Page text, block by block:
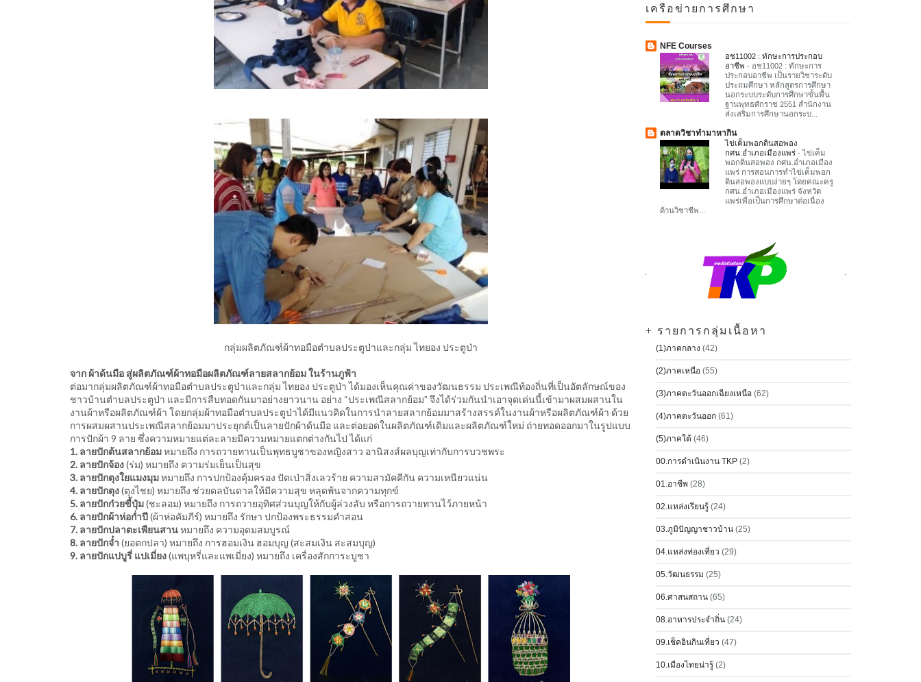
กลุ่มผลิตภัณฑ์ผ้าทอมือตำบลประตูป่าและกลุ่ม ไทยอง ประตูป่า
จาก ผ้าด้นมือ สู่ผลิตภัณฑ์ผ้าทอมือผลิตภัณฑ์ลายสลากย้อม ในร้านภูฟ้า
ต่อมากลุ่มผลิตภัณฑ์ผ้าทอมือตำบลประตูป่าและกลุ่ม ไทยอง ประตูป่า ได้มองเห็นคุณค่าของวัฒนธรรม ประเพณีท้องถิ่นที่เป็นอัตลักษณ์ของ
ชาวบ้านตำบลประตูป่า และมีการสืบทอดกันมาอย่างยาวนาน อย่าง “ประเพณีสลากย้อม” จึงได้ร่วมกันนำเอาจุดเด่นนี้เข้ามาผสมผสานใน
งานผ้าหรือผลิตภัณฑ์ผ้า โดยกลุ่มผ้าทอมือตำบลประตูป่าได้มีแนวคิดในการนำลายสลากย้อมมาสร้างสรรค์ในงานผ้าหรือผลิตภัณฑ์ผ้า ด้วย
การผสมผสานประเพณีสลากย้อมมาประยุกต์เป็นลายปักผ้าด้นมือ และต่อยอดในผลิตภัณฑ์เดิมและผลิตภัณฑ์ใหม่ ถ่ายทอดออกมาในรูปแบบ
การปักผ้า 9 ลาย ซึ่งความหมายแต่ละลายมีความหมายแตกต่างกันไป ได้แก่
1. ลายปักต้นสลากย้อมหมายถึง การถวายทานเป็นพุทธบูชาของหญิงสาว อานิสงส์ผลบุญเท่ากับการบวชพระ
2. ลายปักจ้อง(ร่ม) หมายถึง ความร่มเย็นเป็นสุข
3. ลายปักตุงใยแมงมุมหมายถึง การปกป้องคุ้มครอง ปัดเป่าสิ่งเลวร้าย ความสามัคคีกัน ความเหนียวแน่น
4. ลายปักตุง(ตุงไชย) หมายถึง ช่วยดลบันดาลให้มีความสุข หลุดพ้นจากความทุกข์
5. ลายปักก๋วยขี้ปุ๋ม(ชะลอม) หมายถึง การถวายอุทิศส่วนบุญให้กับผู้ล่วงลับ หรือการถวายทานไว้ภายหน้า
6. ลายปักผ้าห่อก่ำปี(ผ้าห่อคัมภีร์) หมายถึง รักษา ปกป้องพระธรรมคำสอน
7. ลายปักปลาตะเพียนสานหมายถึง ความอุดมสมบูรณ์
8. ลายปักจ๋ำ (ยอตกปลา) หมายถึง การฮอมเงิน ฮอมบุญ (สะสมเงิน สะสมบุญ)
9. ลายปักแปบูรี่ แปเมี่ยง(แพบุหรี่และแพเมี่ยง) หมายถึง เครื่องสักการะบูชา
เครือข่ายการศึกษา
NFE Courses
อช11002 : ทักษะการประกอบ
อาชีพ - อช11002 : ทักษะการ
ประกอบอาชีพ เป็นรายวิชาระดับ
ประถมศึกษา หลักสูตรการศึกษา
นอกระบบระดับการศึกษาขั้นพื้น
ฐานพุทธศักราช 2551 สำนักงาน
ส่งเสริมการศึกษานอกระบ...
ตลาดวิชาทำมาหากิน
ไข่เค็มพอกดินสอพอง
กศน.อำเภอเมืองแพร่ -ไข่เค็ม
พอกดินสอพอง กศน.อำเภอเมือง
แพร่ การสอนการทำไข่เค็มพอก
ดินสอพองแบบง่ายๆ โดยคณะครู
กศน.อำเภอเมืองแพร่ จังหวัด
แพร่เพื่อเป็นการศึกษาต่อเนื่อง
ด้านวิชาชีพ...
+ รายการกลุ่มเนื้อหา
(1)ภาคกลาง (42)
(2)ภาคเหนือ (55)
(3)ภาคตะวันออกเฉียงเหนือ (62)
(4)ภาคตะวันออก (61)
(5)ภาคใต้ (46)
00.การดำเนินงาน TKP (2)
01.อาชีพ (28)
02.แหล่งเรียนรู้ (24)
03.ภูมิปัญญาชาวบ้าน (25)
04.แหล่งท่องเที่ยว (29)
05.วัฒนธรรม (25)
06.ศาสนสถาน (65)
08.อาหารประจำถิ่น (24)
09.เช็คอินกินเที่ยว (47)
10.เมืองไทยน่ารู้ (2)